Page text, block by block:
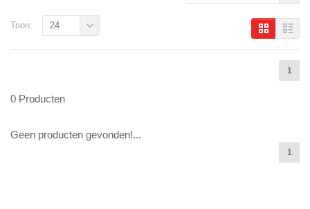
1
Toon: 24
0 Producten
Geen producten gevonden!...
1